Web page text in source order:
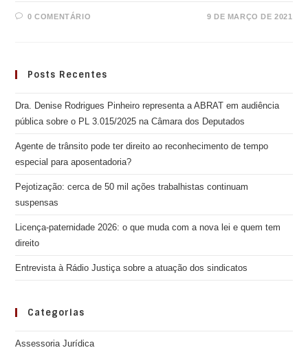
0 COMENTÁRIO 9 DE MARÇO DE 2021
Posts Recentes
Dra. Denise Rodrigues Pinheiro representa a ABRAT em audiência
pública sobre o PL 3.015/2025 na Câmara dos Deputados
Agente de trânsito pode ter direito ao reconhecimento de tempo
especial para aposentadoria?
Pejotização: cerca de 50 mil ações trabalhistas continuam
suspensas
Licença-paternidade 2026: o que muda com a nova lei e quem tem
direito
Entrevista à Rádio Justiça sobre a atuação dos sindicatos
Categorias
Assessoria Jurídica